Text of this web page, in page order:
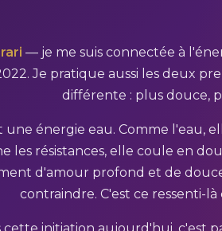
— je me suis connectée à
Je pratique aussi les deux
différente : plus douce,
une énergie eau. Comme l'eau,
les résistances, elle coule en
d'amour profond et de
contraindre. C'est ce ressenti-
cette initiation aujourd'hui, c'est